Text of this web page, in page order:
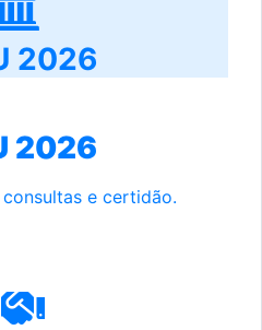
2026
2026
e certidão.